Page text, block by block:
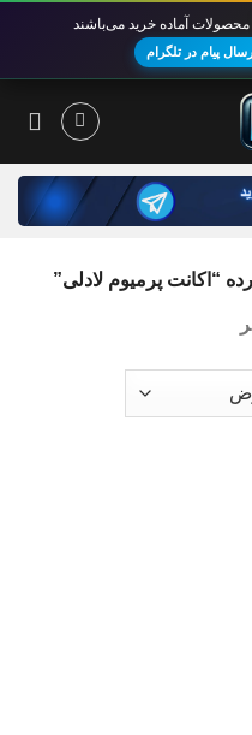
محصولات آماده خرید می‌باشند
پیام در تلگرام
“اکانت پرمیوم لادلی”